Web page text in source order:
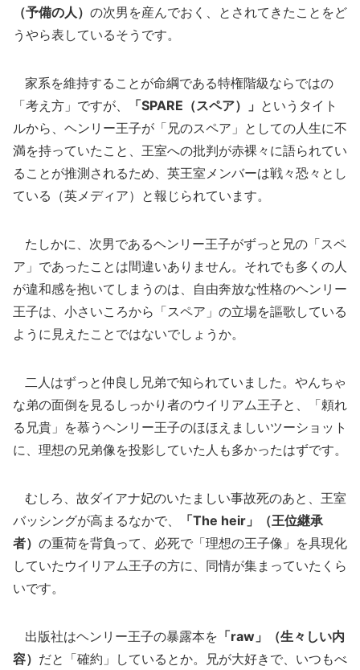
（予備の人） の次男を産んでおく、とされてきたことをど
うやら表しているそうです。
家系を維持することが命綱である特権階級ならではの
「考え方」ですが、
「SPARE（スペア）」 というタイト
ルから、ヘンリー王子が「兄のスペア」としての人生に不
満を持っていたこと、王室への批判が赤裸々に語られてい
ることが推測されるため、英王室メンバーは戦々恐々とし
ている（英メディア）と報じられています。
たしかに、次男であるヘンリー王子がずっと兄の「スペ
ア」であったことは間違いありません。それでも多くの人
が違和感を抱いてしまうのは、自由奔放な性格のヘンリー
王子は、小さいころから「スペア」の立場を謳歌している
ように見えたことではないでしょうか。
二人はずっと仲良し兄弟で知られていました。やんちゃ
な弟の面倒を見るしっかり者のウイリアム王子と、「頼れ
る兄貴」を慕うヘンリー王子のほほえましいツーショット
に、理想の兄弟像を投影していた人も多かったはずです。
むしろ、故ダイアナ妃のいたましい事故死のあと、王室
バッシングが高まるなかで、
「The heir」（王位継承
者） の重荷を背負って、必死で「理想の王子像」を具現化
していたウイリアム王子の方に、同情が集まっていたくら
いです。
出版社はヘンリー王子の暴露本を 「raw」（生々しい内
容） だと「確約」しているとか。兄が大好きで、いつもべ